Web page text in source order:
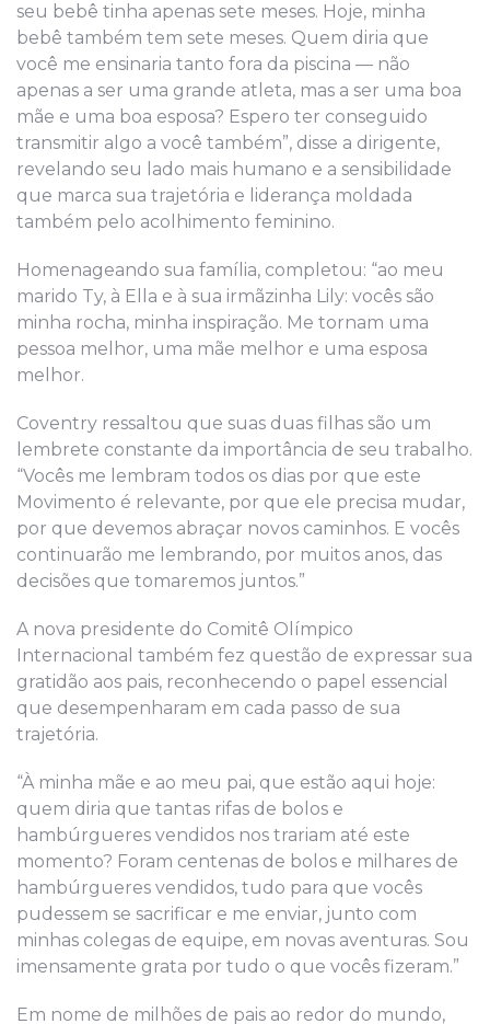
seu bebê tinha apenas sete meses. Hoje, minha
bebê também tem sete meses. Quem diria que
você me ensinaria tanto fora da piscina — não
apenas a ser uma grande atleta, mas a ser uma boa
mãe e uma boa esposa? Espero ter conseguido
transmitir algo a você também”, disse a dirigente,
revelando seu lado mais humano e a sensibilidade
que marca sua trajetória e liderança moldada
também pelo acolhimento feminino.
Homenageando sua família, completou: “ao meu
marido Ty, à Ella e à sua irmãzinha Lily: vocês são
minha rocha, minha inspiração. Me tornam uma
pessoa melhor, uma mãe melhor e uma esposa
melhor.
Coventry ressaltou que suas duas filhas são um
lembrete constante da importância de seu trabalho.
“Vocês me lembram todos os dias por que este
Movimento é relevante, por que ele precisa mudar,
por que devemos abraçar novos caminhos. E vocês
continuarão me lembrando, por muitos anos, das
decisões que tomaremos juntos.”
A nova presidente do Comitê Olímpico
Internacional também fez questão de expressar sua
gratidão aos pais, reconhecendo o papel essencial
que desempenharam em cada passo de sua
trajetória.
“À minha mãe e ao meu pai, que estão aqui hoje:
quem diria que tantas rifas de bolos e
hambúrgueres vendidos nos trariam até este
momento? Foram centenas de bolos e milhares de
hambúrgueres vendidos, tudo para que vocês
pudessem se sacrificar e me enviar, junto com
minhas colegas de equipe, em novas aventuras. Sou
imensamente grata por tudo o que vocês fizeram.”
Em nome de milhões de pais ao redor do mundo,